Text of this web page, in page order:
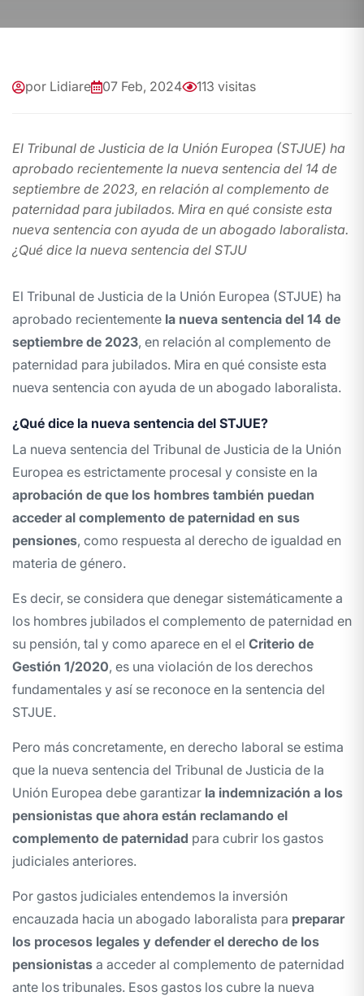
por Lidiare 07 Feb, 2024 113 visitas
El Tribunal de Justicia de la Unión Europea (STJUE) ha
aprobado recientemente la nueva sentencia del 14 de
septiembre de 2023, en relación al complemento de
paternidad para jubilados. Mira en qué consiste esta
nueva sentencia con ayuda de un abogado laboralista.
¿Qué dice la nueva sentencia del STJU
El Tribunal de Justicia de la Unión Europea (STJUE) ha
aprobado recientemente la nueva sentencia del 14 de
septiembre de 2023, en relación al complemento de
paternidad para jubilados. Mira en qué consiste esta
nueva sentencia con ayuda de un abogado laboralista.
¿Qué dice la nueva sentencia del STJUE?
La nueva sentencia del Tribunal de Justicia de la Unión
Europea es estrictamente procesal y consiste en la
aprobación de que los hombres también puedan
acceder al complemento de paternidad en sus
pensiones, como respuesta al derecho de igualdad en
materia de género.
Es decir, se considera que denegar sistemáticamente a
los hombres jubilados el complemento de paternidad en
su pensión, tal y como aparece en el el Criterio de
Gestión 1/2020, es una violación de los derechos
fundamentales y así se reconoce en la sentencia del
STJUE.
Pero más concretamente, en derecho laboral se estima
que la nueva sentencia del Tribunal de Justicia de la
Unión Europea debe garantizar la indemnización a los
pensionistas que ahora están reclamando el
complemento de paternidad para cubrir los gastos
judiciales anteriores.
Por gastos judiciales entendemos la inversión
encauzada hacia un abogado laboralista para preparar
los procesos legales y defender el derecho de los
pensionistas a acceder al complemento de paternidad
ante los tribunales. Esos gastos los cubre la nueva